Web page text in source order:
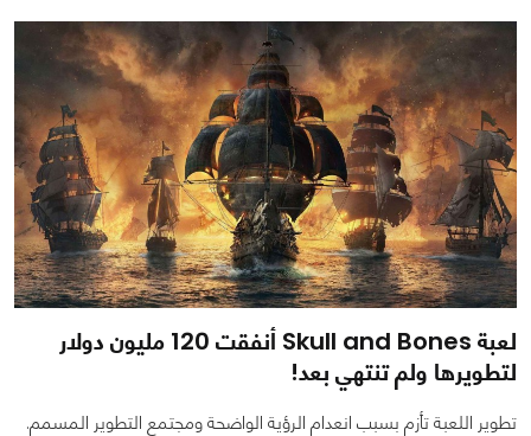
1168
0
0
لعبة Skull and Bones أنفقت 120 مليون دولار
لتطويرها ولم تنتهي بعد!
تطوير اللعبة تأزم بسبب انعدام الرؤية الواضحة ومجتمع التطوير المسمم.